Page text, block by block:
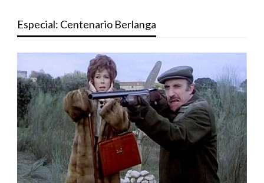
Especial: Centenario Berlanga